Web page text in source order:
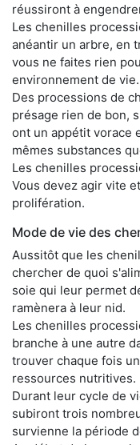
réussiront à
Les chenilles
anéantir un arbre, en
vous ne faites rien
environnement de vie.
Des processions de
présage rien de bon,
ont un appétit vorace
mêmes substances
Les chenilles
Vous devez agir vite
prolifération.
Mode de vie des
Aussitôt que les
chercher de quoi
soie qui leur permet
ramènera à leur nid.
Les chenilles
branche à une autre
trouver chaque fois
ressources nutritives.
Durant leur cycle de
subiront trois
survienne la période